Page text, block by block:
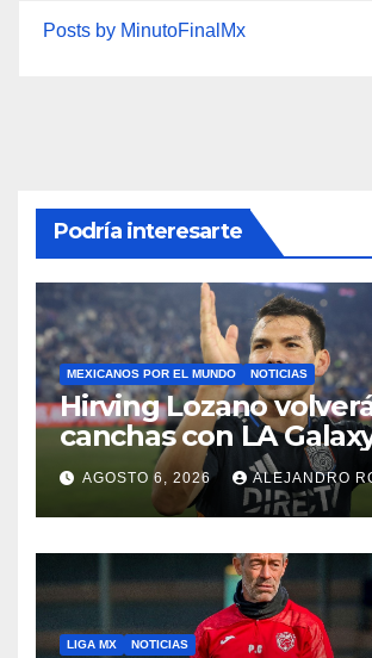
Posts by MinutoFinalMx
Podría interesarte
MEXICANOS POR EL MUNDO NOTICIAS
Hirving Lozano
canchas con LA
AGOSTO 6, 2026 ALEJANDRO
LIGA MX NOTICIAS